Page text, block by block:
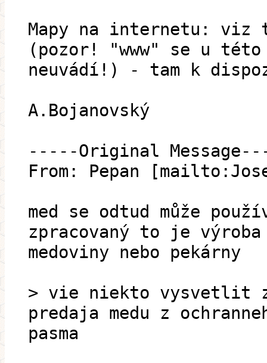
Mapy na internetu: viz
(pozor! "www" se u této
neuvádí!) - tam k
A.Bojanovský
-----Original
From: Pepan
med se odtud může
zpracovaný to je výroba
medoviny nebo pekárny
> vie niekto vysvetlit z
predaja medu z
pasma